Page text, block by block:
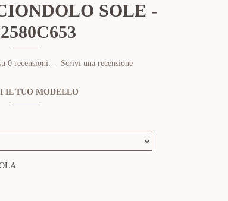
SOLE -
0 recensioni. - Scrivi una recensione
IL TUO MODELLO